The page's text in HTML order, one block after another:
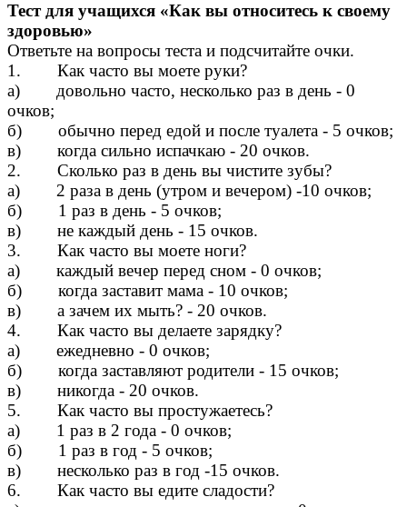
Тест для учащихся «Как вы относитесь к своему
здоровью»
Ответьте на вопросы теста и подсчитайте очки.
1. Как часто вы моете руки?
а) довольно часто, несколько раз в день - 0
очков;
б) обычно перед едой и после туалета - 5 очков;
в) когда сильно испачкаю - 20 очков.
2. Сколько раз в день вы чистите зубы?
а) 2 раза в день (утром и вечером) -10 очков;
б) 1 раз в день - 5 очков;
в) не каждый день - 15 очков.
3. Как часто вы моете ноги?
а) каждый вечер перед сном - 0 очков;
б) когда заставит мама - 10 очков;
в) а зачем их мыть? - 20 очков.
4. Как часто вы делаете зарядку?
а) ежедневно - 0 очков;
б) когда заставляют родители - 15 очков;
в) никогда - 20 очков.
5. Как часто вы простужаетесь?
а) 1 раз в 2 года - 0 очков;
б) 1 раз в год - 5 очков;
в) несколько раз в год -15 очков.
6. Как часто вы едите сладости?